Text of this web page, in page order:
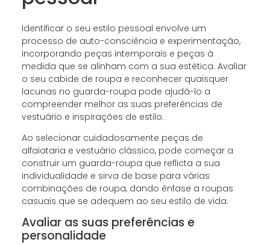
Identificar o seu estilo pessoal envolve um
processo de auto-consciência e experimentação,
incorporando peças intemporais e peças à
medida que se alinham com a sua estética. Avaliar
o seu cabide de roupa e reconhecer quaisquer
lacunas no guarda-roupa pode ajudá-lo a
compreender melhor as suas preferências de
vestuário e inspirações de estilo.
Ao selecionar cuidadosamente peças de
alfaiataria e vestuário clássico, pode começar a
construir um guarda-roupa que reflicta a sua
individualidade e sirva de base para várias
combinações de roupa, dando ênfase a roupas
casuais que se adequem ao seu estilo de vida.
Avaliar as suas preferências e
personalidade